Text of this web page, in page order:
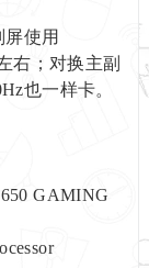
使用
右；对换主副
也一样卡。
GAMING